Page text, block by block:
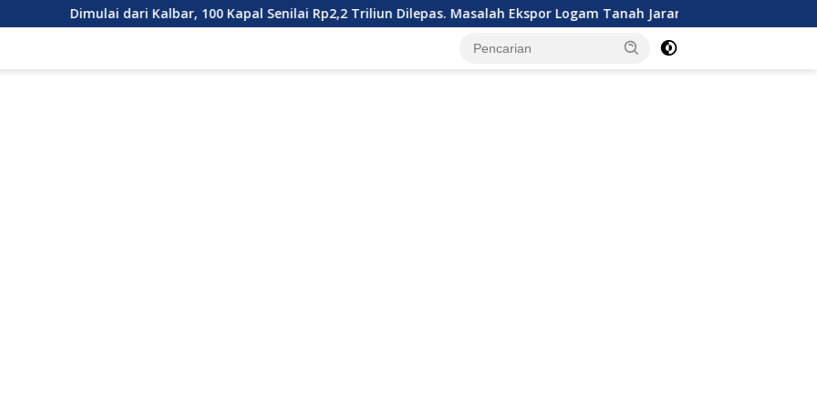
dari Kalbar, 100 Kapal Senilai Rp2,2 Triliun Dilepas. Masalah Ekspor Logam Tanah Jarang Terselesaikan.